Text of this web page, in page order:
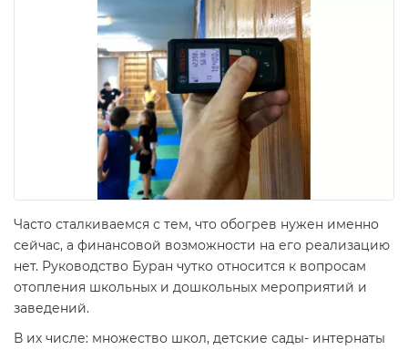
Часто сталкиваемся с тем, что обогрев нужен именно
сейчас, а финансовой возможности на его реализацию
нет. Руководство Буран чутко относится к вопросам
отопления школьных и дошкольных мероприятий и
заведений.
В их числе: множество школ, детские сады- интернаты